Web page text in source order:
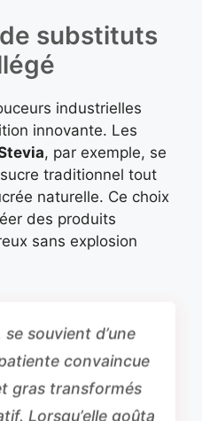
de substituts
industrielles
innovante. Les
, par exemple, se
traditionnel tout
naturelle. Ce choix
des produits
sans explosion
souvient d’une
convaincue
gras transformés
Lorsqu’elle goûta